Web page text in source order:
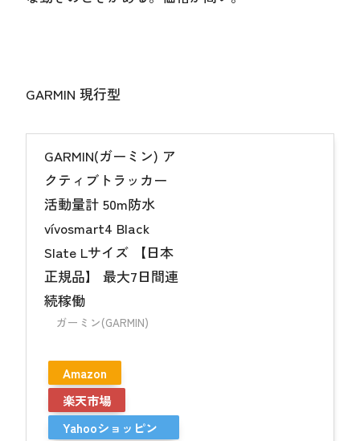
GARMIN 現行型
GARMIN(ガーミン) ア
クティブトラッカー
活動量計 50m防水
vívosmart4 Black
Slate Lサイズ 【日本
正規品】 最大7日間連
続稼働
ガーミン(GARMIN)
Amazon
楽天市場
Yahooショッピン